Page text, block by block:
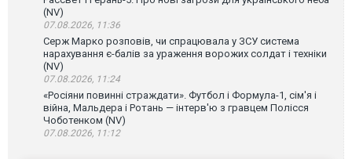
(NV)
07.08.2026, 11:36
Серж Марко розповів, чи спрацювала у ЗСУ система
нарахування є-балів за ураження ворожих солдат і техніки
(NV)
07.08.2026, 11:24
«Росіяни повинні страждати». Футбол і Формула-1, сім'я і
війна, Мальдера і Ротань — інтерв'ю з гравцем Полісся
Чоботенком (NV)
07.08.2026, 11:12